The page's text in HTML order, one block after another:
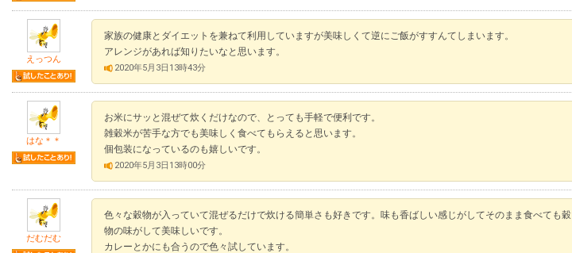
えっつん
家族の健康とダイエットを兼ねて利用していますが美味しくて逆にご飯がすすんてしまいます。
アレンジがあれば知りたいなと思います。
2020年5月3日13時43分
はな＊＊
お米にサッと混ぜて炊くだけなので、とっても手軽で便利です。
雑穀米が苦手な方でも美味しく食べてもらえると思います。
個包装になっているのも嬉しいです。
2020年5月3日13時00分
だむだむ
色々な穀物が入っていて混ぜるだけで炊ける簡単さも好きです。味も香ばしい感じがしてそのまま食べても穀
物の味がして美味しいです。
カレーとかにも合うので色々試しています。